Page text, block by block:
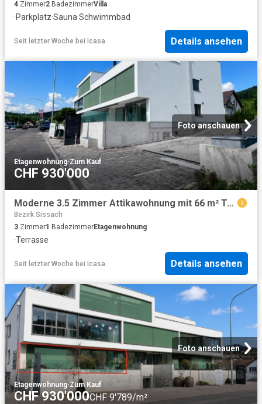
4 Zimmer2 BadezimmerVilla
·Parkplatz·Sauna·Schwimmbad
Seit letzter Woche bei Icasa Details ansehen
Foto anschauen
Etagenwohnung·Zum Kauf
CHF 930'000
Moderne 3.5 Zimmer Attikawohnung mit 66 m² Terrasse
Bezirk Sissach
3 Zimmer1 BadezimmerEtagenwohnung
·Terrasse
Seit letzter Woche bei Icasa Details ansehen
Foto anschauen
Etagenwohnung·Zum Kauf
CHF 930'000CHF 9'789/m²